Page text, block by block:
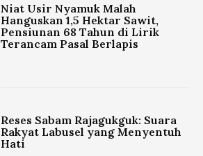
Niat Usir Nyamuk Malah
Hanguskan 1,5 Hektar Sawit,
Pensiunan 68 Tahun di Lirik
Terancam Pasal Berlapis
Reses Sabam Rajagukguk: Suara
Rakyat Labusel yang Menyentuh
Hati